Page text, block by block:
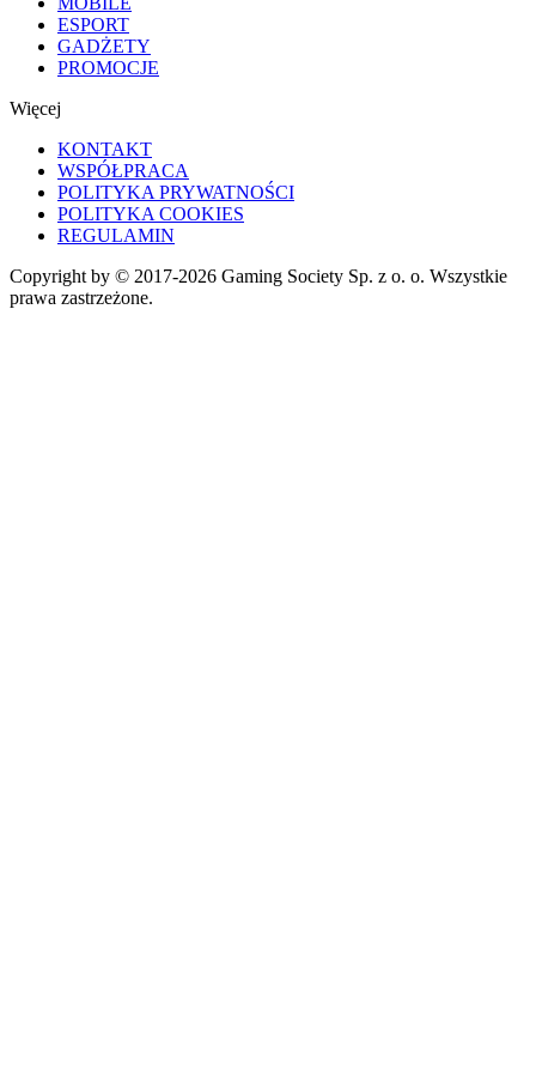
ESPORT
GADŻETY
PROMOCJE
Więcej
KONTAKT
WSPÓŁPRACA
POLITYKA PRYWATNOŚCI
POLITYKA COOKIES
REGULAMIN
Copyright by © 2017-2026 Gaming Society Sp. z o. o. Wszystkie
prawa zastrzeżone.